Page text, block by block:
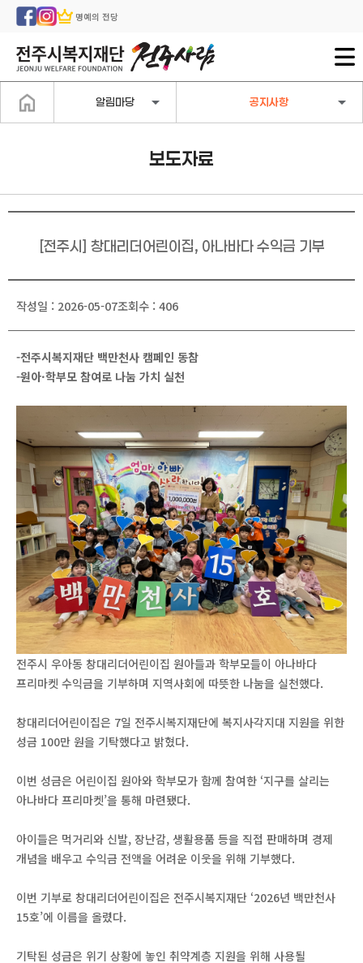
명예의 전당
알림마당 공지사항
보도자료
[전주시] 창대리더어린이집, 아나바다 수익금 기부
작성일 : 2026-05-07조회수 : 406
-전주시복지재단 백만천사 캠페인 동참
-원아·학부모 참여로 나눔 가치 실천
전주시 우아동 창대리더어린이집 원아들과 학부모들이 아나바다
프리마켓 수익금을 기부하며 지역사회에 따뜻한 나눔을 실천했다.
창대리더어린이집은 7일 전주시복지재단에 복지사각지대 지원을 위한
성금 100만 원을 기탁했다고 밝혔다.
이번 성금은 어린이집 원아와 학부모가 함께 참여한 ‘지구를 살리는
아나바다 프리마켓’을 통해 마련됐다.
아이들은 먹거리와 신발, 장난감, 생활용품 등을 직접 판매하며 경제
개념을 배우고 수익금 전액을 어려운 이웃을 위해 기부했다.
이번 기부로 창대리더어린이집은 전주시복지재단 ‘2026년 백만천사
15호’에 이름을 올렸다.
기탁된 성금은 위기 상황에 놓인 취약계층 지원을 위해 사용될